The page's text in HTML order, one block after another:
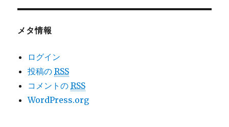
メタ情報
ログイン
投稿のRSS
コメントのRSS
WordPress.org